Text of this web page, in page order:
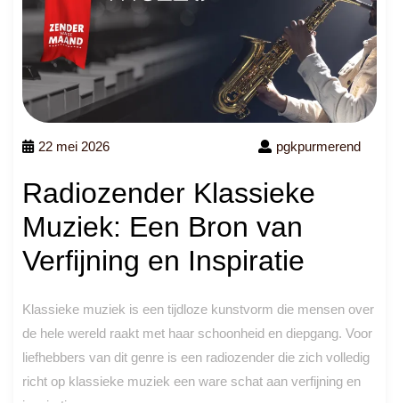
22 mei 2026 pgkpurmerend
Radiozender Klassieke
Muziek: Een Bron van
Verfijning en Inspiratie
Klassieke muziek is een tijdloze kunstvorm die mensen over
de hele wereld raakt met haar schoonheid en diepgang. Voor
liefhebbers van dit genre is een radiozender die zich volledig
richt op klassieke muziek een ware schat aan verfijning en